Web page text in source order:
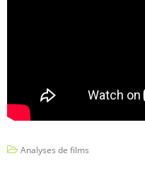
Analyses de films